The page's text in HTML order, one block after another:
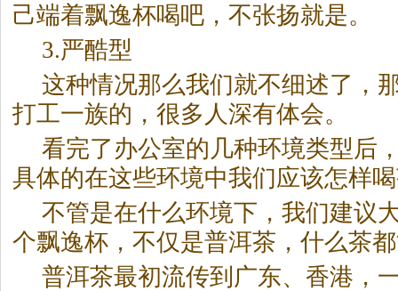
己端着飘逸杯喝吧，不张扬就是。
3.严酷型
这种情况那么我们就不细述了，
打工一族的，很多人深有体会。
看完了办公室的几种环境类型后
具体的在这些环境中我们应该怎样
不管是在什么环境下，我们建议
个飘逸杯，不仅是普洱茶 ，什么茶
普洱茶最初流传到广东、香港，